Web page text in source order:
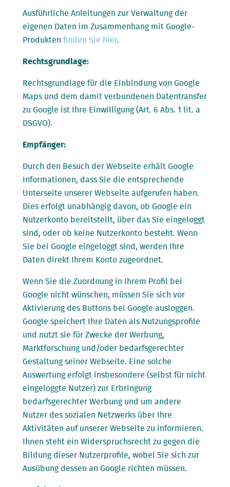
Ausführliche Anleitungen zur Verwaltung der
eigenen Daten im Zusammenhang mit Google-
Produkten finden Sie hier.
Rechtsgrundlage:
Rechtsgrundlage für die Einbindung von Google
Maps und dem damit verbundenen Datentransfer
zu Google ist Ihre Einwilligung (Art. 6 Abs. 1 lit. a
DSGVO).
Empfänger:
Durch den Besuch der Webseite erhält Google
Informationen, dass Sie die entsprechende
Unterseite unserer Webseite aufgerufen haben.
Dies erfolgt unabhängig davon, ob Google ein
Nutzerkonto bereitstellt, über das Sie eingeloggt
sind, oder ob keine Nutzerkonto besteht. Wenn
Sie bei Google eingeloggt sind, werden Ihre
Daten direkt Ihrem Konto zugeordnet.
Wenn Sie die Zuordnung in Ihrem Profil bei
Google nicht wünschen, müssen Sie sich vor
Aktivierung des Buttons bei Google ausloggen.
Google speichert Ihre Daten als Nutzungsprofile
und nutzt sie für Zwecke der Werbung,
Marktforschung und/oder bedarfsgerechter
Gestaltung seiner Webseite. Eine solche
Auswertung erfolgt insbesondere (selbst für nicht
eingeloggte Nutzer) zur Erbringung
bedarfsgerechter Werbung und um andere
Nutzer des sozialen Netzwerks über Ihre
Aktivitäten auf unserer Webseite zu informieren.
Ihnen steht ein Widerspruchsrecht zu gegen die
Bildung dieser Nutzerprofile, wobei Sie sich zur
Ausübung dessen an Google richten müssen.